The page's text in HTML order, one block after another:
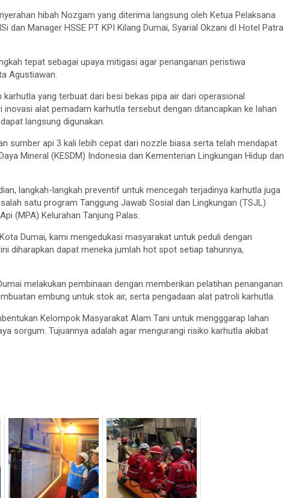
hibah Nozgam yang diterima langsung oleh Ketua Pelaksana
dan Manager HSSE PT KPI Kilang Dumai, Syarial Okzani dI Hotel Patra
tepat sebagai upaya mitigasi agar penanganan peristiwa
Agustiawan.
yang terbuat dari besi bekas pipa air dari operasional
alat pemadam karhutla tersebut dengan ditancapkan ke lahan
langsung digunakan.
sumber api 3 kali lebih cepat dari nozzle biasa serta telah mendapat
Mineral (KESDM) Indonesia dan Kementerian Lingkungan Hidup dan
langkah-langkah preventif untuk mencegah terjadinya karhutla juga
satu program Tanggung Jawab Sosial dan Lingkungan (TSJL)
(MPA) Kelurahan Tanjung Palas.
Dumai, kami mengedukasi masyarakat untuk peduli dengan
diharapkan dapat meneka jumlah hot spot setiap tahunnya,
melakukan pembinaan dengan memberikan pelatihan penanganan
embung untuk stok air, serta pengadaan alat patroli karhutla.
Kelompok Masyarakat Alam Tani untuk mengggarap lahan
sorgum. Tujuannya adalah agar mengurangi risiko karhutla akibat